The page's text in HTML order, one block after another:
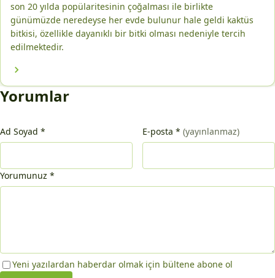
son 20 yılda popülaritesinin çoğalması ile birlikte
günümüzde neredeyse her evde bulunur hale geldi kaktüs
bitkisi, özellikle dayanıklı bir bitki olması nedeniyle tercih
edilmektedir.
Yorumlar
Ad Soyad * E-posta * (yayınlanmaz)
Yorumunuz *
Yeni yazılardan haberdar olmak için bültene abone ol